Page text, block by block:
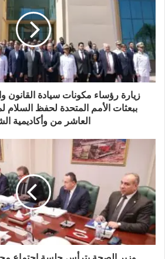
زيارة رؤساء مكونات سيادة القانون
ببعثات الأمم المتحدة لحفظ السلام
العاشر من وأكاديمية